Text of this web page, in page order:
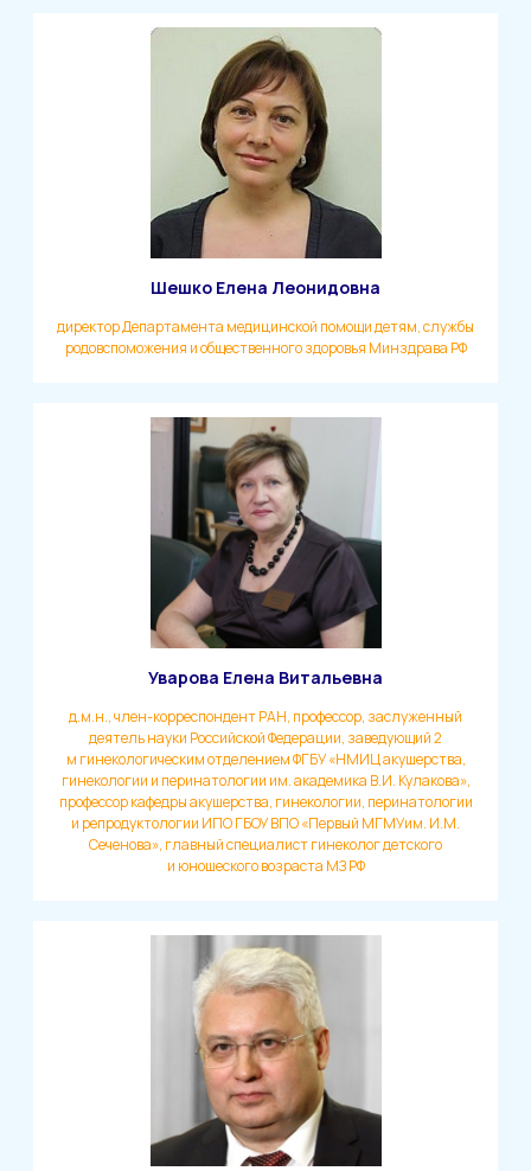
Шешко Елена Леонидовна
директор Департамента медицинской помощи детям, службы
родовспоможения и общественного здоровья Минздрава РФ
Уварова Елена Витальевна
д.м.н., член-корреспондент РАН, профессор, заслуженный
деятель науки Российской Федерации, заведующий 2
м гинекологическим отделением ФГБУ «НМИЦ акушерства,
гинекологии и перинатологии им. академика В.И. Кулакова»,
профессор кафедры акушерства, гинекологии, перинатологии
и репродуктологии ИПО ГБОУ ВПО «Первый МГМУим. И.М.
Сеченова», главный специалист гинеколог детского
и юношеского возраста МЗ РФ